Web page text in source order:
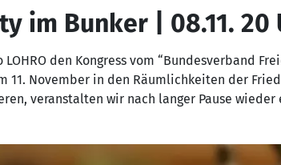
im Bunker | 08.11. 20
LOHRO den Kongress vom “Bundesverband
11. November in den Räumlichkeiten der
veranstalten wir nach langer Pause wieder